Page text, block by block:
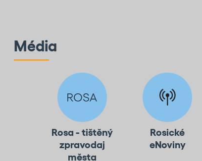
Média
Rosa - tištěný
zpravodaj
města
Rosické
eNoviny